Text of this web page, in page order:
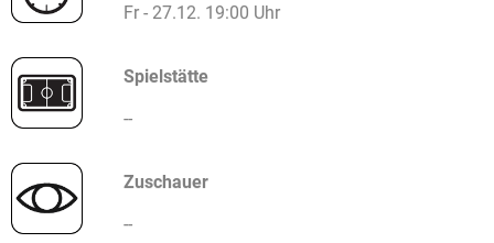
Fr - 27.12. 19:00 Uhr
Spielstätte
--
Zuschauer
--